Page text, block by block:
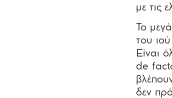
με τις
Το
του
Είναι
de
δεν